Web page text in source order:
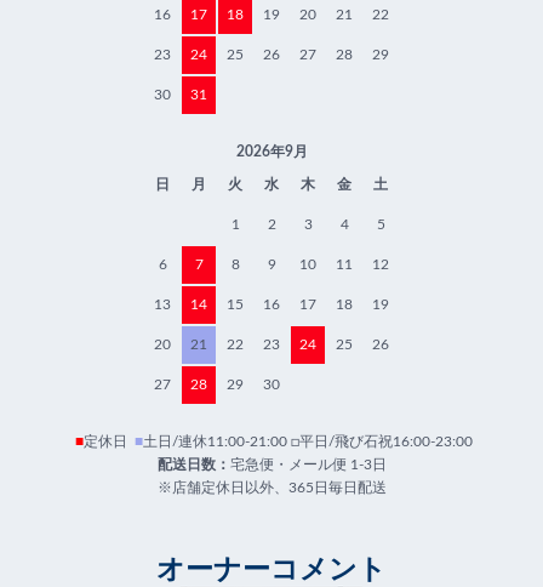
16 17 18 19 20 21 22
23 24 25 26 27 28 29
30 31
2026年9月
日 月 火 水 木 金 土
1 2 3 4 5
6 7 8 9 10 11 12
13 14 15 16 17 18 19
20 21 22 23 24 25 26
27 28 29 30
■定休日 ■土日/連休11:00-21:00 □平日/飛び石祝16:00-23:00
配送日数： 宅急便・メール便 1-3日
※店舗定休日以外、365日毎日配送
オーナーコメント